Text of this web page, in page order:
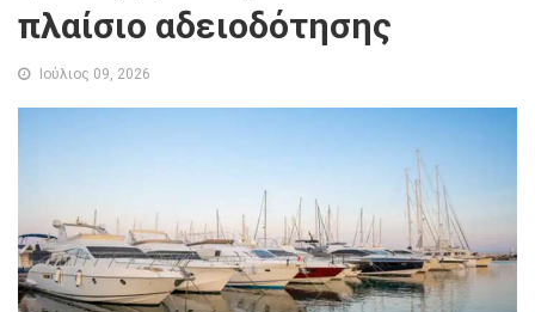
πλαίσιο αδειοδότησης
Ιούλιος 09, 2026